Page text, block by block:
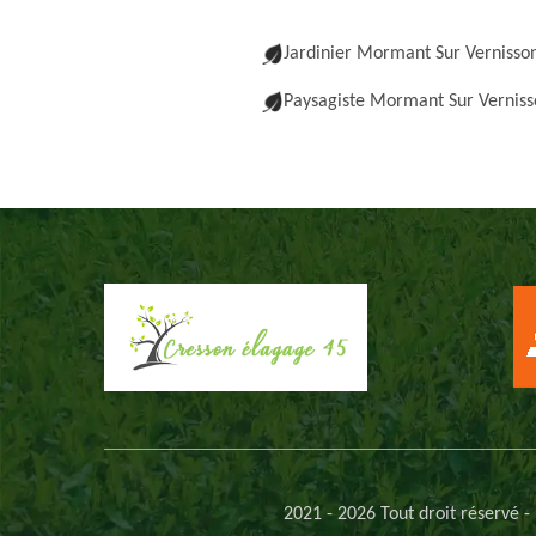
Jardinier Mormant Sur
Paysagiste Mormant Sur
2021 - 2026 Tout droit réservé -